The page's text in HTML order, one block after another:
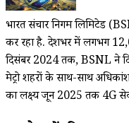
भारत संचार निगम लिमिटेड
कर रहा है. देशभर में लगभग
दिसंबर 2024 तक, BSNL ने
मेट्रो शहरों के साथ-साथ
का लक्ष्य जून 2025 तक 4G